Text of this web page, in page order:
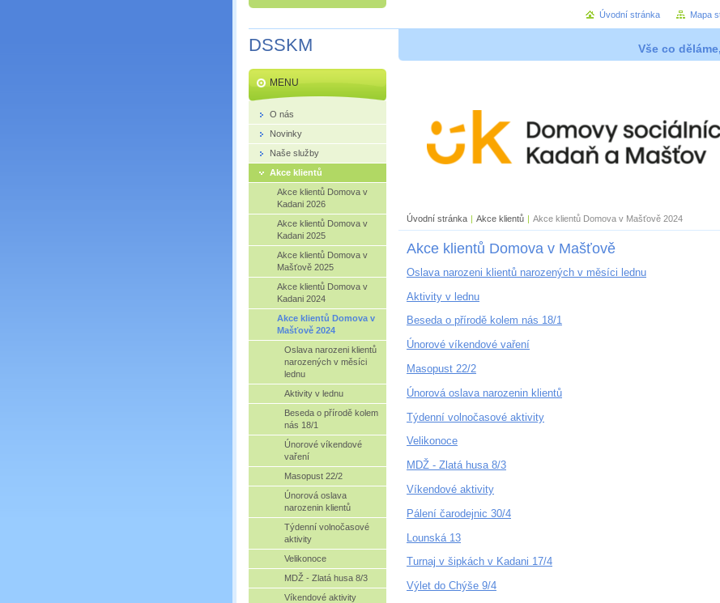
DSSKM Vše co
Úvodní stránka | Akce klientů | Akce klientů Domova v Mašťově 2024
Akce klientů Domova v Mašťově
Oslava narozeni klientů narozených v měsíci lednu
Aktivity v lednu
Beseda o přírodě kolem nás 18/1
Únorové víkendové vaření
Masopust 22/2
Únorová oslava narozenin klientů
Týdenní volnočasové aktivity
Velikonoce
MDŽ - Zlatá husa 8/3
Víkendové aktivity
Pálení čarodejnic 30/4
Lounská 13
Turnaj v šipkách v Kadani 17/4
Výlet do Chýše 9/4
MENU
O nás
Novinky
Naše služby
Akce klientů
Akce klientů Domova v
Kadani 2026
Akce klientů Domova v
Kadani 2025
Akce klientů Domova v
Mašťově 2025
Akce klientů Domova v
Kadani 2024
Akce klientů Domova v
Mašťově 2024
Oslava narozeni klientů
narozených v měsíci
lednu
Aktivity v lednu
Beseda o přírodě kolem
nás 18/1
Únorové víkendové
vaření
Masopust 22/2
Únorová oslava
narozenin klientů
Týdenní volnočasové
aktivity
Velikonoce
MDŽ - Zlatá husa 8/3
Víkendové aktivity
Úvodní stránka Mapa